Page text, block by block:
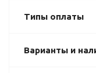
Типы оплаты
Варианты и